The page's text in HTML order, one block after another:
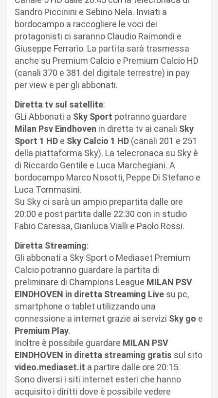
Sandro Piccinini e Sebino Nela. Inviati a
bordocampo a raccogliere le voci dei
protagonisti ci saranno Claudio Raimondi e
Giuseppe Ferrario. La partita sarà trasmessa
anche su Premium Calcio e Premium Calcio HD
(canali 370 e 381 del digitale terrestre) in pay
per view e per gli abbonati.
Diretta tv sul satellite:
GLi Abbonati a Sky Sport potranno guardare
Milan Psv Eindhoven in diretta tv ai canali Sky
Sport 1 HD e Sky Calcio 1 HD (canali 201 e 251
della piattaforma Sky). La telecronaca su Sky è
di Riccardo Gentile e Luca Marchegiani. A
bordocampo Marco Nosotti, Peppe Di Stefano e
Luca Tommasini.
Su Sky ci sarà un ampio prepartita dalle ore
20:00 e post partita dalle 22:30 con in studio
Fabio Caressa, Gianluca Vialli e Paolo Rossi.
Diretta Streaming:
Gli abbonati a Sky Sport o Mediaset Premium
Calcio potranno guardare la partita di
preliminare di Champions League MILAN PSV
EINDHOVEN in diretta Streaming Live su pc,
smartphone o tablet utilizzando una
connessione a internet grazie ai servizi Sky go e
Premium Play.
Inoltre è possibile guardare MILAN PSV
EINDHOVEN in diretta streaming gratis sul sito
video.mediaset.it a partire dalle ore 20:15.
Sono diversi i siti internet esteri che hanno
acquisito i diritti dove è possibile vedere